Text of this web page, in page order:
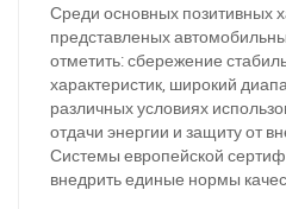
Среди основных позитивных
представленых
отметить: сбережение
характеристик, широкий
различных условиях
отдачи энергии и защиту от
Системы европейской
внедрить единые нормы
(093) 600-51-11
Написати в Viber